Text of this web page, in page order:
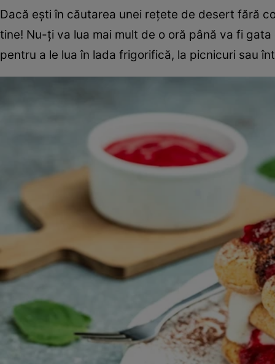
Dacă ești în căutarea unei rețete de desert fără
tine! Nu-ți va lua mai mult de o oră până va fi
pentru a le lua în lada frigorifică, la picnicuri sau